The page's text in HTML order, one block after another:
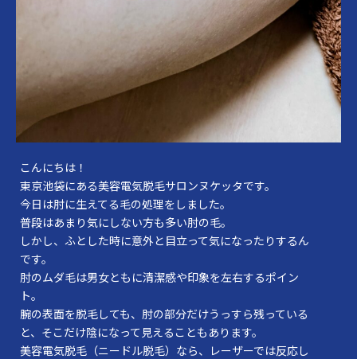
こんにちは！
東京池袋にある美容電気脱毛サロンヌケッタです。
今日は肘に生えてる毛の処理をしました。
普段はあまり気にしない方も多い肘の毛。
しかし、ふとした時に意外と目立って気になったりするん
です。
肘のムダ毛は男女ともに清潔感や印象を左右するポイン
ト。
腕の表面を脱毛しても、肘の部分だけうっすら残っている
と、そこだけ陰になって見えることもあります。
美容電気脱毛（ニードル脱毛）なら、レーザーでは反応し